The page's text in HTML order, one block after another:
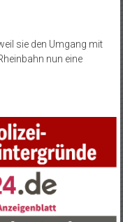
sie den Umgang mit
nun eine